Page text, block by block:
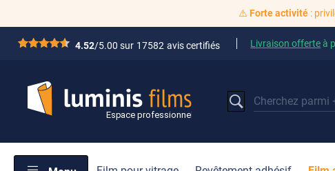
⚠️ Forte activité:
*****4.52/5.00 sur 17582 avis certifiés Livraison offerteà